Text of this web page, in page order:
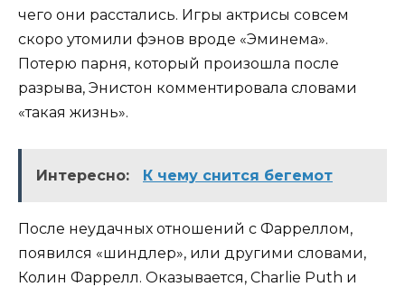
чего они расстались. Игры актрисы совсем
скоро утомили фэнов вроде «Эминема».
Потерю парня, который произошла после
разрыва, Энистон комментировала словами
«такая жизнь».
Интересно: К чему снится бегемот
После неудачных отношений с Фарреллом,
появился «шиндлер», или другими словами,
Колин Фаррелл. Оказывается, Сharlie Puth и